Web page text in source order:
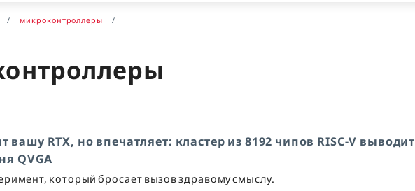
микроконтроллеры
вашу RTX, но впечатляет: кластер из 8192 чипов RISC-V выводит
QVGA
который бросает вызов здравому смыслу.